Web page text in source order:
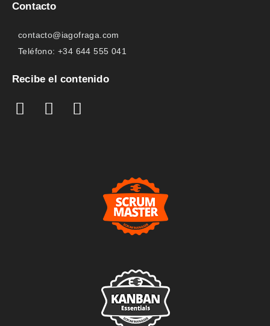
Contacto
contacto@iagofraga.com
Teléfono: +34 644 555 041
Recibe el contenido